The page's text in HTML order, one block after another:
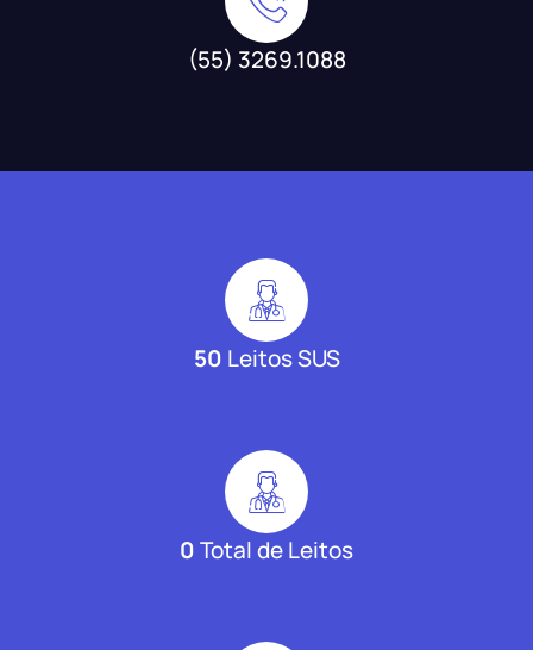
(55) 3269.1088
50 Leitos SUS
0Total de Leitos